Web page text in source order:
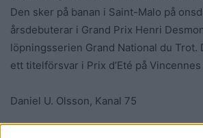
Den sker på banan i Saint-Malo på
årsdebuterar i Grand Prix Henri
löpningsserien Grand National du Trot.
ett titelförsvar i Prix d’Eté på
Daniel U. Olsson, Kanal 75